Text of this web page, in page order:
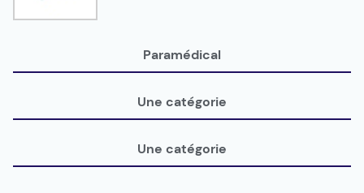
Paramédical
Une catégorie
Une catégorie